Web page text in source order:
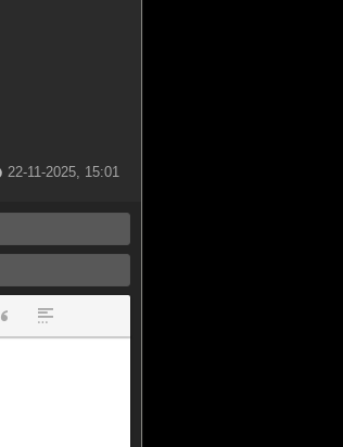
22-11-2025, 15:01
ссылкутекста
цитаты
Вставка спойлера